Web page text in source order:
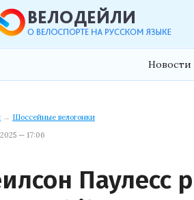
Новости
→ Шоссейные велогонки
— 17:06
Паулесс